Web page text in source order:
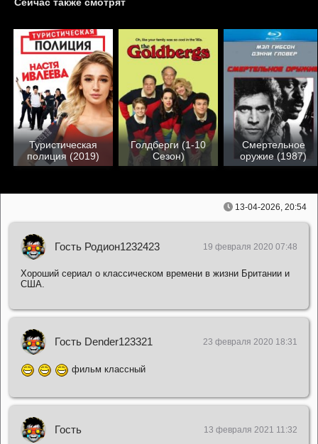
Туристическая
полиция (2019)
Голдберги (1-10
Сезон)
Смертельное
оружие (1987)
13-04-2026, 20:54
Гость Родион1232423 19 февраля 2020 07:48
Хороший сериал о классическом времени в жизни Британии и
США.
Гость Dender123321 23 февраля 2020 18:31
фильм классный
Гость 13 февраля 2021 11:32